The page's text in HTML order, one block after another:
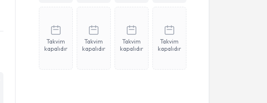
Takvim
kapalıdır
Takvim
kapalıdır
Takvim
kapalıdır
Takvim
kapalıdır